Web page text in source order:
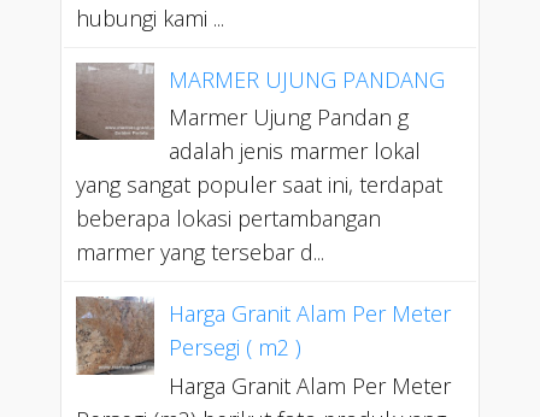
hubungi kami ...
MARMER UJUNG PANDANG
Marmer Ujung Pandan g
adalah jenis marmer lokal
yang sangat populer saat ini, terdapat
beberapa lokasi pertambangan
marmer yang tersebar d...
Harga Granit Alam Per Meter
Persegi ( m2 )
Harga Granit Alam Per Meter